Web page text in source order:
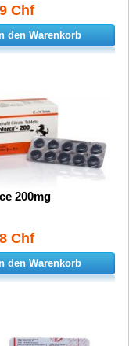
Chf
den Warenkorb
200mg
Chf
den Warenkorb